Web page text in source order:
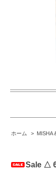
ホーム > MISHA
Sale △